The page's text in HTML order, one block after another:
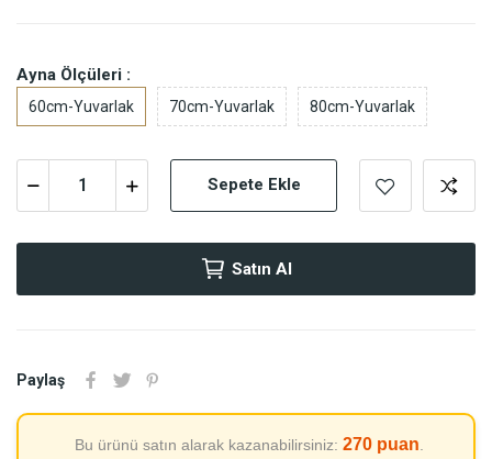
Ayna Ölçüleri :
60cm-Yuvarlak 70cm-Yuvarlak 80cm-Yuvarlak
Sepete Ekle
Satın Al
Paylaş
Bu ürünü satın alarak kazanabilirsiniz: 270 puan